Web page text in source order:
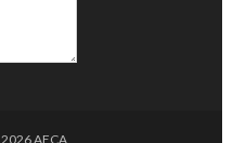
2026AECA